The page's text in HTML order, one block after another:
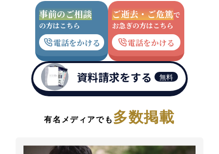
事前のご相談
の方はこちら
電話をかける
ご逝去・ご危篤で
お急ぎの方はこちら
電話をかける
資料請求をする 無料
有名メディアでも 多数掲載